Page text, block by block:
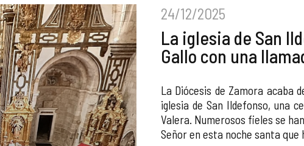
24/12/2025
La iglesia de San
Gallo con una
La Diócesis de Zamora acaba
iglesia de San Ildefonso, una
Valera. Numerosos fieles se
Señor en esta noche santa que